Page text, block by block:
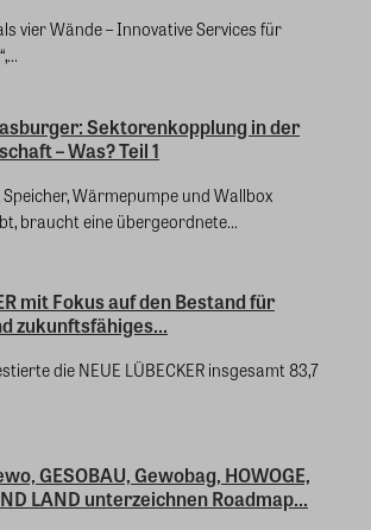
vier Wände – Innovative Services für
Sektorenkopplung in der
– Was? Teil 1
Wärmepumpe und Wallbox
braucht eine übergeordnete...
mit Fokus auf den Bestand für
zukunftsfähiges...
die NEUE LÜBECKER insgesamt 83,7
GESOBAU, Gewobag, HOWOGE,
LAND unterzeichnen Roadmap...